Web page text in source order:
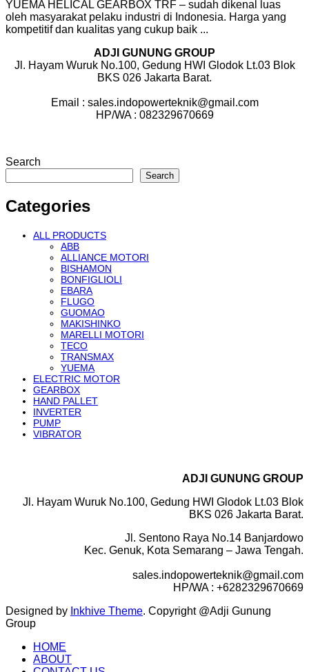
YUEMA HELICAL GEARBOX TRF – sudah dikenal luas
oleh masyarakat pelaku industri di Indonesia. Harga yang
kompetitif dan kualitas yang cukup baik ...
ADJI GUNUNG GROUP
Jl. Hayam Wuruk No.100, Gedung HWI Glodok Lt.03 Blok
BKS 026 Jakarta Barat.
Email : sales.indopowerteknik@gmail.com
HP/WA : 082329670669
Search
Search
Categories
ALL PRODUCTS
ABB
ALLIANCE MOTORI
BISHAMON
BONFIGLIOLI
EBARA
FLUGO
GUOMAO
MAKISHINKO
MARELLI MOTORI
TECO
TRANSMAX
YUEMA
ELECTRIC MOTOR
GEARBOX
HAND PALLET
INVERTER
PUMP
VIBRATOR
ADJI GUNUNG GROUP
Jl. Hayam Wuruk No.100, Gedung HWI Glodok Lt.03 Blok
BKS 026 Jakarta Barat.
Jl. Sentono Raya No.14 Banjardowo
Kec. Genuk, Kota Semarang – Jawa Tengah.
sales.indopowerteknik@gmail.com
HP/WA : +6282329670669
Designed by Inkhive Theme. Copyright @Adji Gunung
Group
HOME
ABOUT